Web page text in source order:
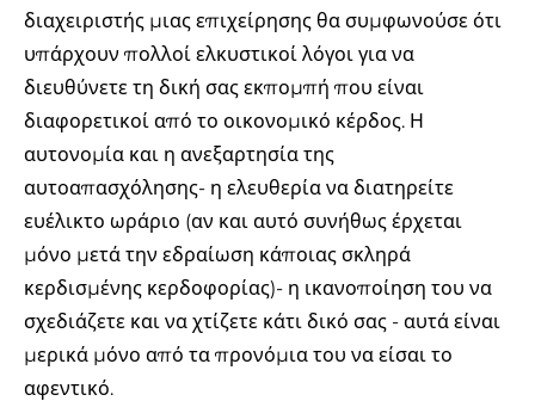
διαχειριστής μιας επιχείρησης θα συμφωνούσε ότι
υπάρχουν πολλοί ελκυστικοί λόγοι για να
διευθύνετε τη δική σας εκπομπή που είναι
διαφορετικοί από το οικονομικό κέρδος. Η
αυτονομία και η ανεξαρτησία της
αυτοαπασχόλησης- η ελευθερία να διατηρείτε
ευέλικτο ωράριο (αν και αυτό συνήθως έρχεται
μόνο μετά την εδραίωση κάποιας σκληρά
κερδισμένης κερδοφορίας)- η ικανοποίηση του να
σχεδιάζετε και να χτίζετε κάτι δικό σας - αυτά είναι
μερικά μόνο από τα προνόμια του να είσαι το
αφεντικό.